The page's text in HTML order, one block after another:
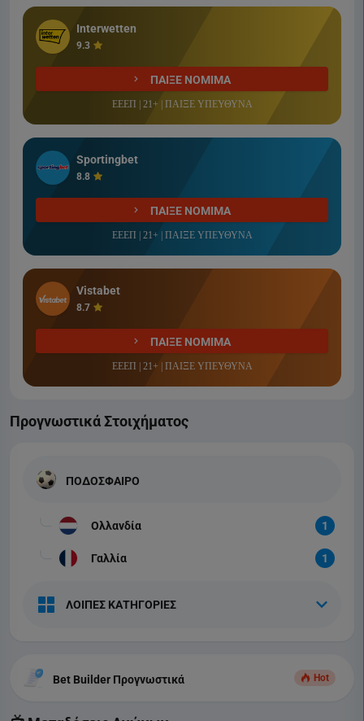
Interwetten
9.3
ΠΑΙΞΕ ΝΟΜΙΜΑ
ΕΕΕΠ | 21+ | ΠΑΙΞΕ ΥΠΕΥΘΥΝΑ
Sportingbet
8.8
ΠΑΙΞΕ ΝΟΜΙΜΑ
ΕΕΕΠ | 21+ | ΠΑΙΞΕ ΥΠΕΥΘΥΝΑ
Vistabet
8.7
ΠΑΙΞΕ ΝΟΜΙΜΑ
ΕΕΕΠ | 21+ | ΠΑΙΞΕ ΥΠΕΥΘΥΝΑ
Προγνωστικά Στοιχήματος
ΠΟΔΟΣΦΑΙΡΟ
Ολλανδία 1
Γαλλία 1
ΛΟΙΠΕΣ ΚΑΤΗΓΟΡΙΕΣ
Bet Builder Προγνωστικά Hot